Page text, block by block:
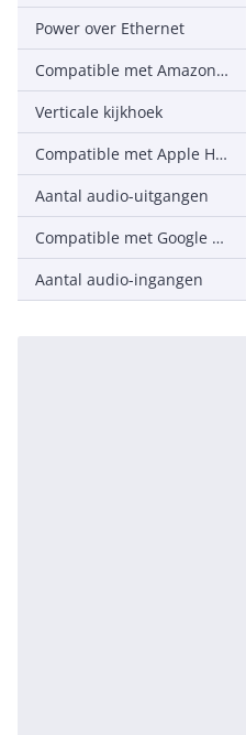
Power over Ethernet
Compatible met Amazon Alexa
Verticale kijkhoek
Compatible met Apple HomeKit
Aantal audio-uitgangen
Compatible met Google Assistant
Aantal audio-ingangen